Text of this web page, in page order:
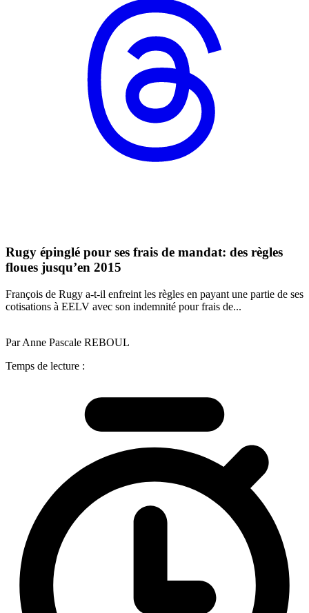
Rugy épinglé pour ses frais de mandat: des règles
floues jusqu’en 2015
François de Rugy a-t-il enfreint les règles en payant une partie de ses
cotisations à EELV avec son indemnité pour frais de...
Par Anne Pascale REBOUL
Temps de lecture :